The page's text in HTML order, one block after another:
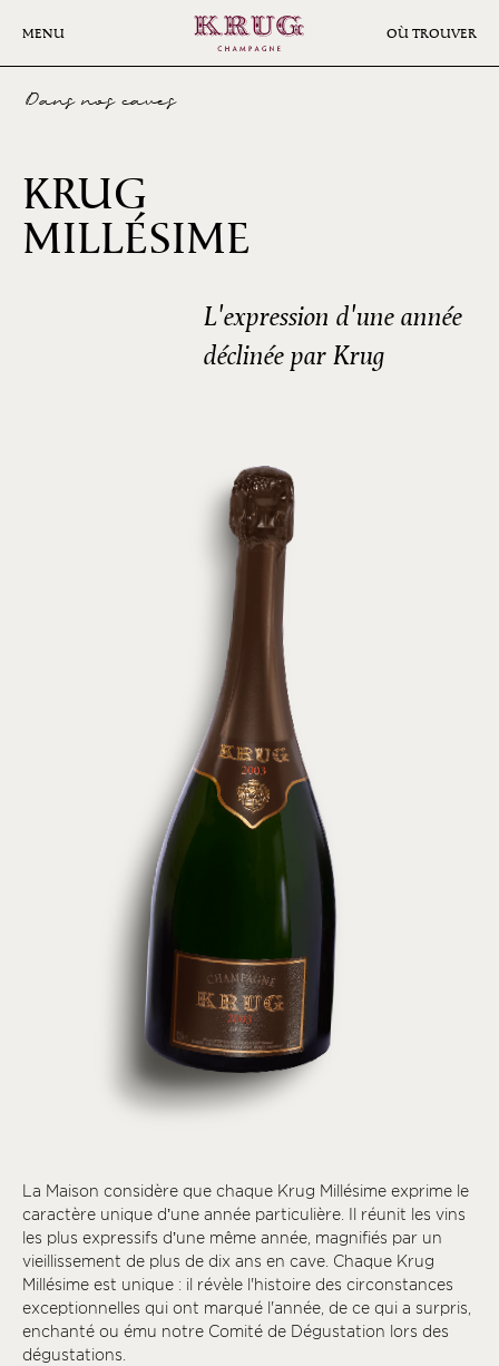
MENU OÙ TROUVER
Dans nos caves
KRUG
MILLÉSIME
L'expression d'une année
déclinée par Krug
La Maison considère que chaque Krug Millésime exprime le
caractère unique d’une année particulière. Il réunit les vins
les plus expressifs d’une même année, magnifiés par un
vieillissement de plus de dix ans en cave. Chaque Krug
Millésime est unique : il révèle l'histoire des circonstances
exceptionnelles qui ont marqué l'année, de ce qui a surpris,
enchanté ou ému notre Comité de Dégustation lors des
dégustations.